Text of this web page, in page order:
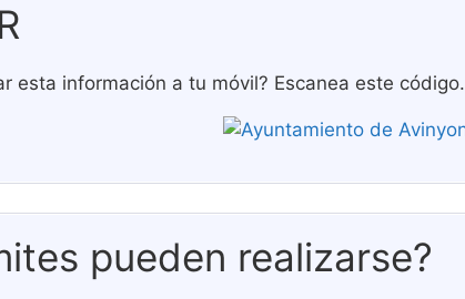
esta información a tu móvil? Escanea este código.
pueden realizarse?